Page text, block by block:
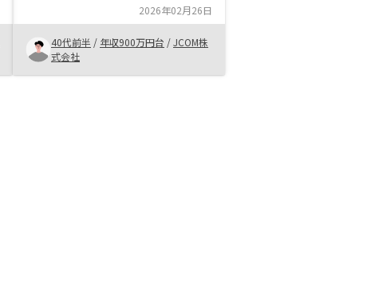
た、スポーツチームのスポンサーや
CM放映、本社の所在地等、信用で
きる面が多々あるのも決め手です。
不動産は投資の1手段に過ぎないの
で、他の投資にも手を広げるべきと
2026年02月26日
40代前半 / 年収900万円台 /JCOM株
式会社